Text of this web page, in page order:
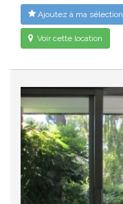
Ajoutez à ma sélection
Voir cette location